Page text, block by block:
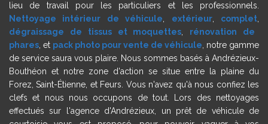
lieu de travail pour les particuliers et les professionnels.
Nettoyage intérieur de véhicule, extérieur, complet,
dégraissage de tissus et moquettes, rénovation de
phares, et pack photo pour vente de véhicule, notre gamme
de service saura vous plaire. Nous sommes basés à Andrézieux-
Bouthéon et notre zone d'action se situe entre la plaine du
Forez, Saint-Étienne, et Feurs. Vous n'avez qu'à nous confiez les
clefs et nous nous occupons de tout. Lors des nettoyages
effectués sur l'agence d'Andrézieux, un prêt de véhicule de